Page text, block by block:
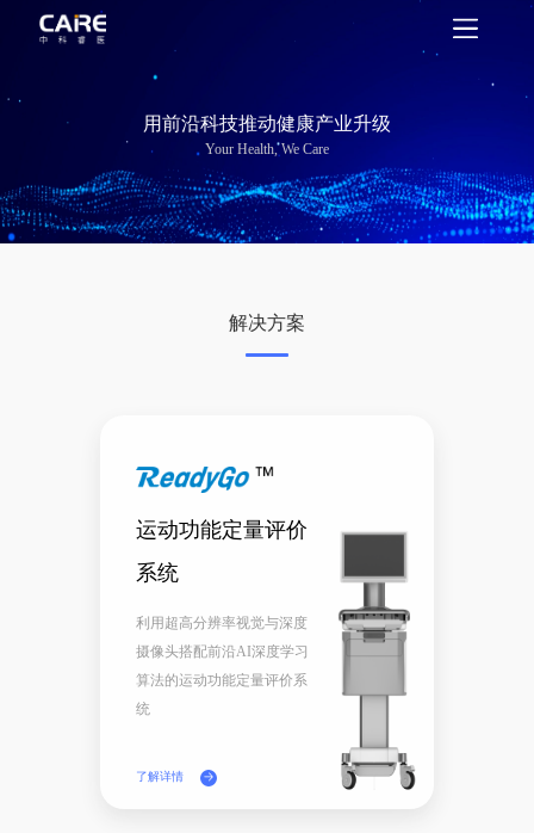
用前沿科技推动健康产业升级
Your Health, We Care
解决方案
运动功能定量评价
系统
利用超高分辨率视觉与深度
摄像头搭配前沿AI深度学习
算法的运动功能定量评价系
统
了解详情